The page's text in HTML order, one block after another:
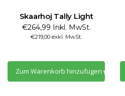
Skaarhoj Tally Light
€264,99 Inkl. MwSt.
€219,00 exkl. MwSt.
Zum Warenkorb hinzufügen